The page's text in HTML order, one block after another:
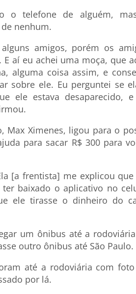
o telefone de alguém,
nenhum.
amigos, porém os
aí eu achei uma moça, que
alguma coisa assim, e
sobre ele. Eu perguntei se
ele estava desaparecido,
Max Ximenes, ligou para o
para sacar R$ 300 para
[a frentista] me explicou que
baixado o aplicativo no
ele tirasse o dinheiro do
um ônibus até a
outro ônibus até São Paulo.
até a rodoviária com
por lá.